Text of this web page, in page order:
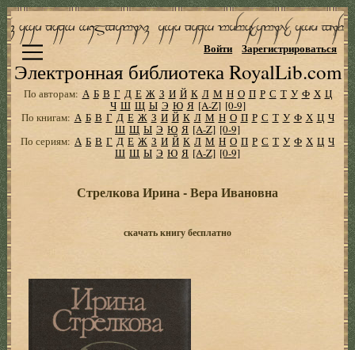
Электронная библиотека RoyalLib.com
Войти Зарегистрироваться
По авторам: А Б В Г Д Е Ж З И Й К Л М Н О П Р С Т У Ф Х Ц
Ч Ш Щ Ы Э Ю Я [A-Z] [0-9]
По книгам: А Б В Г Д Е Ж З И Й К Л М Н О П Р С Т У Ф Х Ц Ч
Ш Щ Ы Э Ю Я [A-Z] [0-9]
По сериям: А Б В Г Д Е Ж З И Й К Л М Н О П Р С Т У Ф Х Ц Ч
Ш Щ Ы Э Ю Я [A-Z] [0-9]
Стрелкова Ирина - Вера Ивановна
скачать книгу бесплатно